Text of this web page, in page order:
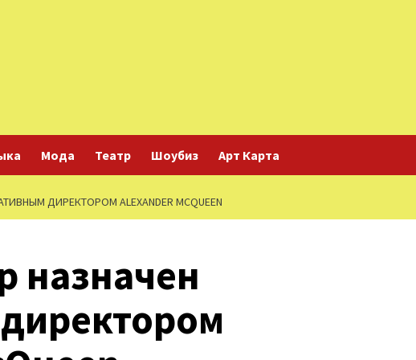
Мода Театр Шоубиз Арт Карта
ДИРЕКТОРОМ ALEXANDER MCQUEEN
назначен